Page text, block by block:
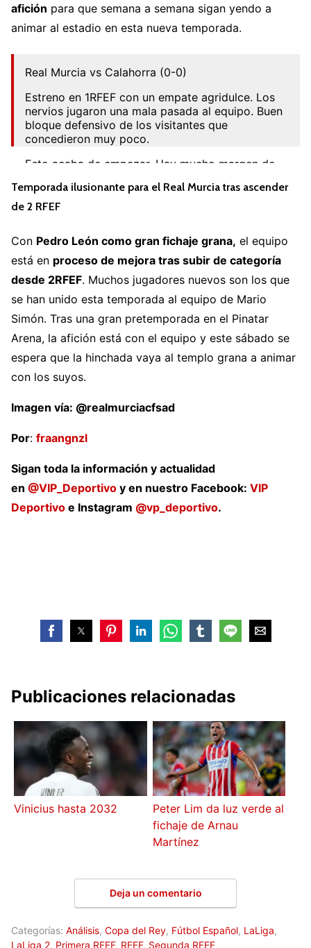
afición para que semana a semana sigan yendo a
animar al estadio en esta nueva temporada.
Real Murcia vs Calahorra (0-0)
Estreno en 1RFEF con un empate agridulce. Los
nervios jugaron una mala pasada al equipo. Buen
bloque defensivo de los visitantes que
concedieron muy poco.
Esto acaba de empezar. Hay mucho margen de
La afición de 10.
27, 2022
Temporada ilusionante para el Real Murcia tras ascender
de 2 RFEF
Con Pedro León como gran fichaje grana, el equipo
está en proceso de mejora tras subir de categoría
desde 2RFEF. Muchos jugadores nuevos son los que
se han unido esta temporada al equipo de Mario
Simón. Tras una gran pretemporada en el Pinatar
Arena, la afición está con el equipo y este sábado se
espera que la hinchada vaya al templo grana a animar
con los suyos.
Imagen vía: @realmurciacfsad
Por: fraangnzl
Sigan toda la información y actualidad
en @VIP_Deportivo y en nuestro Facebook: VIP
Deportivo e Instagram @vp_deportivo.
Publicaciones relacionadas
Vinicius hasta 2032
Peter Lim da luz verde al
fichaje de Arnau
Martínez
Deja un comentario
Categorías: Análisis, Copa del Rey, Fútbol Español, LaLiga,
LaLiga 2, Primera RFEF, RFEF, Segunda RFEF